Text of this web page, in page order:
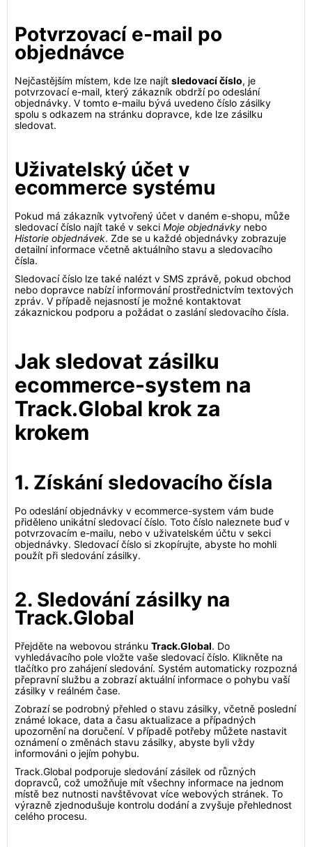
Potvrzovací e-mail po
objednávce
Nejčastějším místem, kde lze najít sledovací číslo, je
potvrzovací e-mail, který zákazník obdrží po odeslání
objednávky. V tomto e-mailu bývá uvedeno číslo zásilky
spolu s odkazem na stránku dopravce, kde lze zásilku
sledovat.
Uživatelský účet v
ecommerce systému
Pokud má zákazník vytvořený účet v daném e-shopu, může
sledovací číslo najít také v sekci Moje objednávky nebo
Historie objednávek. Zde se u každé objednávky zobrazuje
detailní informace včetně aktuálního stavu a sledovacího
čísla.
Sledovací číslo lze také nalézt v SMS zprávě, pokud obchod
nebo dopravce nabízí informování prostřednictvím textových
zpráv. V případě nejasností je možné kontaktovat
zákaznickou podporu a požádat o zaslání sledovacího čísla.
Jak sledovat zásilku
ecommerce-system na
Track.Global krok za
krokem
1. Získání sledovacího čísla
Po odeslání objednávky v ecommerce-system vám bude
přiděleno unikátní sledovací číslo. Toto číslo naleznete buď v
potvrzovacím e-mailu, nebo v uživatelském účtu v sekci
objednávky. Sledovací číslo si zkopírujte, abyste ho mohli
použít při sledování zásilky.
2. Sledování zásilky na
Track.Global
Přejděte na webovou stránku Track.Global. Do
vyhledávacího pole vložte vaše sledovací číslo. Klikněte na
tlačítko pro zahájení sledování. Systém automaticky rozpozná
přepravní službu a zobrazí aktuální informace o pohybu vaší
zásilky v reálném čase.
Zobrazí se podrobný přehled o stavu zásilky, včetně poslední
známé lokace, data a času aktualizace a případných
upozornění na doručení. V případě potřeby můžete nastavit
oznámení o změnách stavu zásilky, abyste byli vždy
informováni o jejím pohybu.
Track.Global podporuje sledování zásilek od různých
dopravců, což umožňuje mít všechny informace na jednom
místě bez nutnosti navštěvovat více webových stránek. To
výrazně zjednodušuje kontrolu dodání a zvyšuje přehlednost
celého procesu.